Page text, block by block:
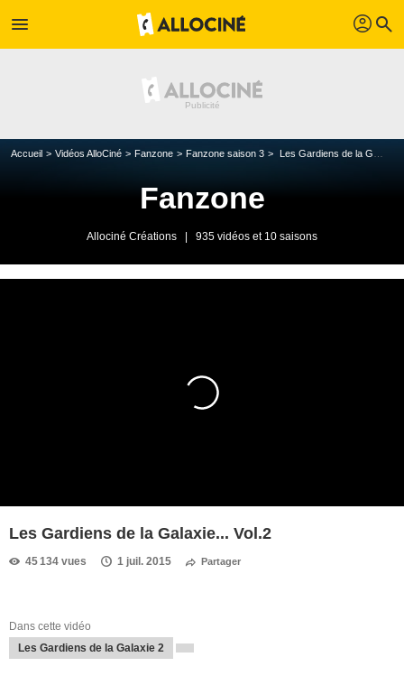
menu profil search
Accueil Vidéos AlloCiné Fanzone Fanzone saison 3 Les Gardiens de la Galaxie... Vol.2
Fanzone
Allociné Créations 935 vidéos et 10 saisons
Les Gardiens de la Galaxie... Vol.2
45 134 vues 1 juil. 2015 Partager
Dans cette vidéo
Les Gardiens de la Galaxie 2